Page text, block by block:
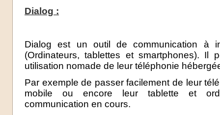
Dialog :
Dialog est un outil de communication à
(Ordinateurs, tablettes et smartphones). Il
utilisation nomade de leur téléphonie
Par exemple de passer facilement de leur
mobile ou encore leur tablette et
communication en cours.